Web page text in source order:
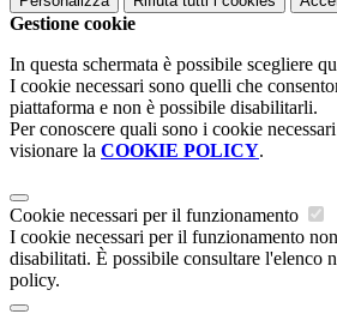
Gestione cookie
In questa schermata è possibile scegliere
I cookie necessari sono quelli che
piattaforma e non è possibile disabilitarli.
Per conoscere quali sono i cookie
visionare la COOKIE POLICY.
Cookie necessari per il funzionamento
I cookie necessari per il funzionamento
disabilitati. È possibile consultare l'elenco
policy.